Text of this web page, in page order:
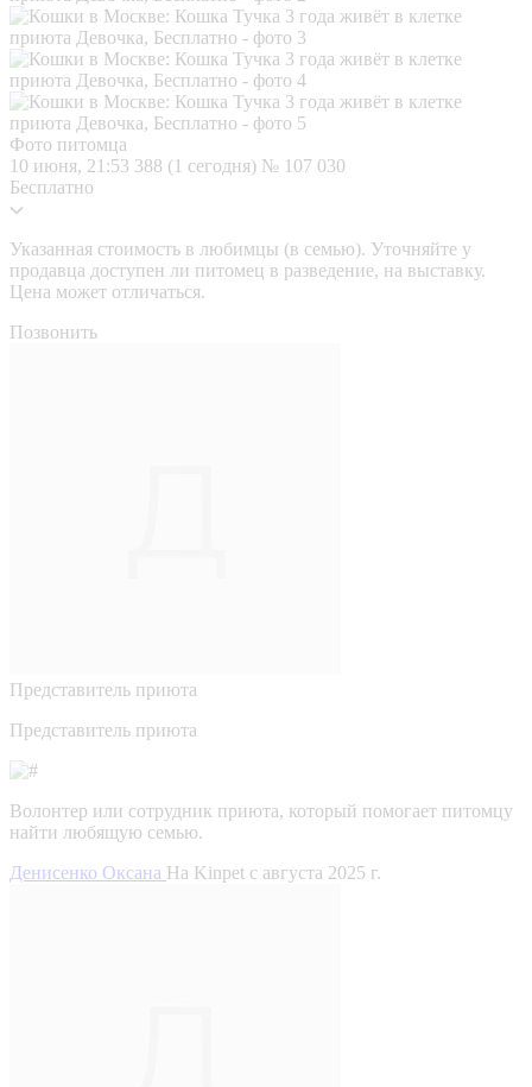
Фото питомца
10 июня, 21:53 388 (1 сегодня) № 107 030
Бесплатно
Указанная стоимость в любимцы (в семью). Уточняйте у
продавца доступен ли питомец в разведение, на выставку.
Цена может отличаться.
Позвонить
Представитель приюта
Представитель приюта
Волонтер или сотрудник приюта, который помогает питомцу
найти любящую семью.
Денисенко Оксана На Kinpet c августа 2025 г.